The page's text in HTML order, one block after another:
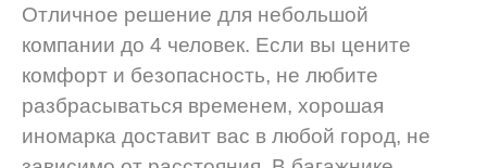
Отличное решение для небольшой
компании до 4 человек. Если вы цените
комфорт и безопасность, не любите
разбрасываться временем, хорошая
иномарка доставит вас в любой город, не